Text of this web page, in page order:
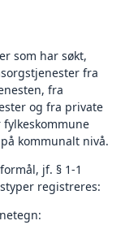
som har søkt,
fra
fra
og fra private
kommunalt nivå.
jf. § 1-1
registreres: